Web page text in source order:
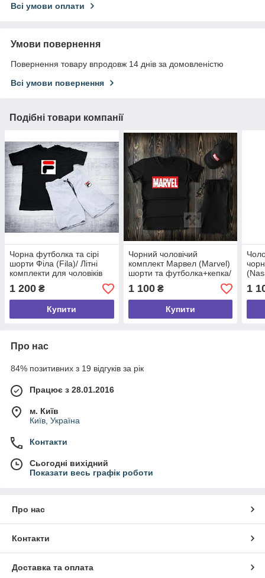
Всі умови оплати
Умови повернення
Повернення товару впродовж 14 днів за домовленістю
Всі умови повернення
Подібні товари компанії
Чорна футболка та сірі
шорти Філа (Fila)/ Літні
комплекти для чоловіків
1 200 ₴
Купити
Чорний чоловічий
комплект Марвел (Marvel)
шорти та футболка+кепка/
чоловіків
1 100₴
Купити
1
Про нас
84% позитивних з 19 відгуків за рік
Працює з 28.01.2016
м. Київ
Київ, Україна
Контакти
Сьогодні вихідний
Показати весь графік роботи
Про нас
Контакти
Доставка та оплата